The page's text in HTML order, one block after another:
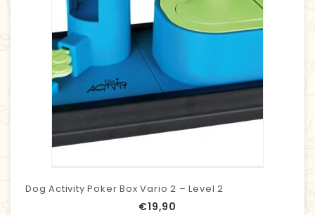
Dog Activity Poker Box Vario 2 – Level 2
€19,90